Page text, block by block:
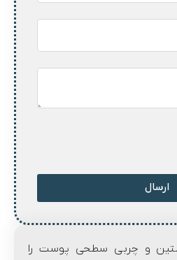
ارسال
و چربی سطحی پوست را